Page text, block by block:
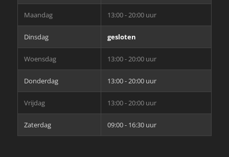
Maandag 13:00 - 20:00 uur
Dinsdag gesloten
Woensdag 13:00 - 20:00 uur
Donderdag 13:00 - 20:00 uur
Vrijdag 13:00 - 20:00 uur
Zaterdag 09:00 - 16:30 uur